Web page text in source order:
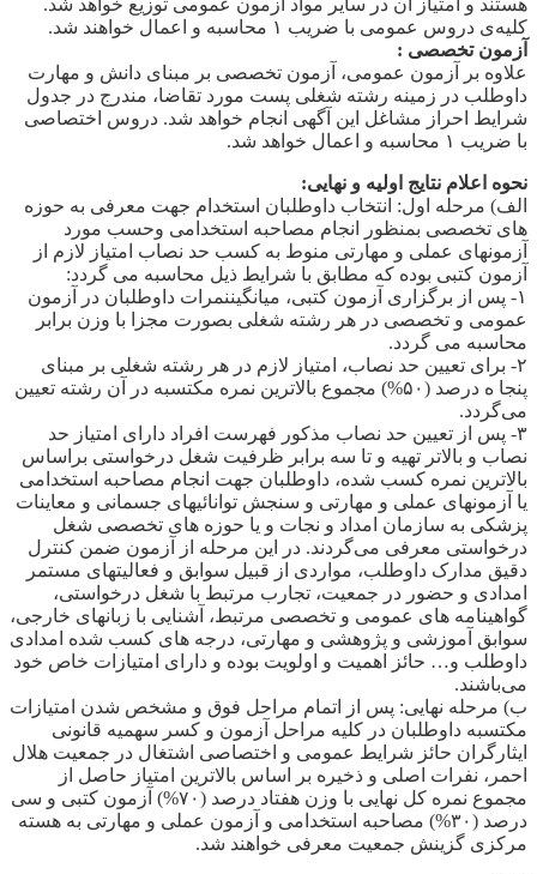
هستند و امتیاز آن در سایر مواد آزمون عمومی توزیع خواهد شد.
کلیه‌ی دروس عمومی با ضریب ۱ محاسبه و اعمال خواهند شد.
آزمون تخصصی :
علاوه بر آزمون عمومی، آزمون تخصصی بر مبنای دانش و مهارت
داوطلب در زمینه رشته شغلی پست مورد تقاضا، مندرج در جدول
شرایط احراز مشاغل این آگهی انجام خواهد شد. دروس اختصاصی
با ضریب ۱ محاسبه و اعمال خواهد شد.
نحوه اعلام نتایج اولیه و نهایی:
الف) مرحله اول: انتخاب داوطلبان استخدام جهت معرفی به حوزه
های تخصصی بمنظور انجام مصاحبه استخدامی وحسب مورد
آزمونهای عملی و مهارتی منوط به کسب حد نصاب امتیاز لازم از
آزمون کتبی بوده که مطابق با شرایط ذیل محاسبه می گردد:
۱- پس از برگزاری آزمون کتبی، میانگیننمرات داوطلبان در آزمون
عمومی و تخصصی در هر رشته شغلی بصورت مجزا با وزن برابر
محاسبه می گردد.
۲- برای تعیین حد نصاب، امتیاز لازم در هر رشته شغلی بر مبنای
پنجا ه درصد (۵۰%) مجموع بالاترین نمره مکتسبه در آن رشته تعیین
می‌گردد.
۳- پس از تعیین حد نصاب مذکور فهرست افراد دارای امتیاز حد
نصاب و بالاتر تهیه و تا سه برابر ظرفیت شغل درخواستی براساس
بالاترین نمره کسب شده، داوطلبان جهت انجام مصاحبه استخدامی
یا آزمونهای عملی و مهارتی و سنجش توانائیهای جسمانی و معاینات
پزشکی به سازمان امداد و نجات و یا حوزه های تخصصی شغل
درخواستی معرفی می‌گردند. در این مرحله از آزمون ضمن کنترل
دقیق مدارک داوطلب، مواردی از قبیل سوابق و فعالیتهای مستمر
امدادی و حضور در جمعیت، تجارب مرتبط با شغل درخواستی،
گواهینامه های عمومی و تخصصی مرتبط، آشنایی با زبانهای خارجی،
سوابق آموزشی و پژوهشی و مهارتی، درجه های کسب شده امدادی
داوطلب و… حائز اهمیت و اولویت بوده و دارای امتیازات خاص خود
می‌باشند.
ب) مرحله نهایی: پس از اتمام مراحل فوق و مشخص شدن امتیازات
مکتسبه داوطلبان در کلیه مراحل آزمون و کسر سهمیه قانونی
ایثارگران حائز شرایط عمومی و اختصاصی اشتغال در جمعیت هلال
احمر، نفرات اصلی و ذخیره بر اساس بالاترین امتیاز حاصل از
مجموع نمره کل نهایی با وزن هفتاد درصد (۷۰%) آزمون کتبی و سی
درصد (۳۰%) مصاحبه استخدامی و آزمون عملی و مهارتی به هسته
مرکزی گزینش جمعیت معرفی خواهند شد.